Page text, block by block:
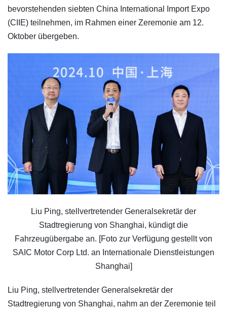
bevorstehenden siebten China International Import Expo
(CIIE) teilnehmen, im Rahmen einer Zeremonie am 12.
Oktober übergeben.
Liu Ping, stellvertretender Generalsekretär der
Stadtregierung von Shanghai, kündigt die
Fahrzeugübergabe an. [Foto zur Verfügung gestellt von
SAIC Motor Corp Ltd. an Internationale Dienstleistungen
Shanghai]
Liu Ping, stellvertretender Generalsekretär der
Stadtregierung von Shanghai, nahm an der Zeremonie teil